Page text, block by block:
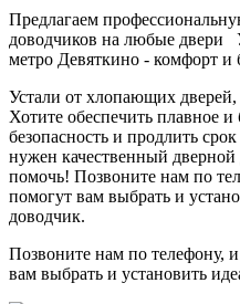
Предлагаем
доводчиков на любые двери
метро Девяткино - комфорт и
Устали от хлопающих дверей,
Хотите обеспечить плавное
безопасность и продлить
нужен качественный
помочь! Позвоните нам по
помогут вам выбрать и
доводчик.
Позвоните нам по телефону,
вам выбрать и установить